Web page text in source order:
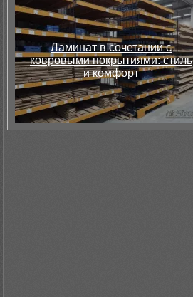
Ламинат в сочетании с
ковровыми покрытиями: стиль
и комфорт